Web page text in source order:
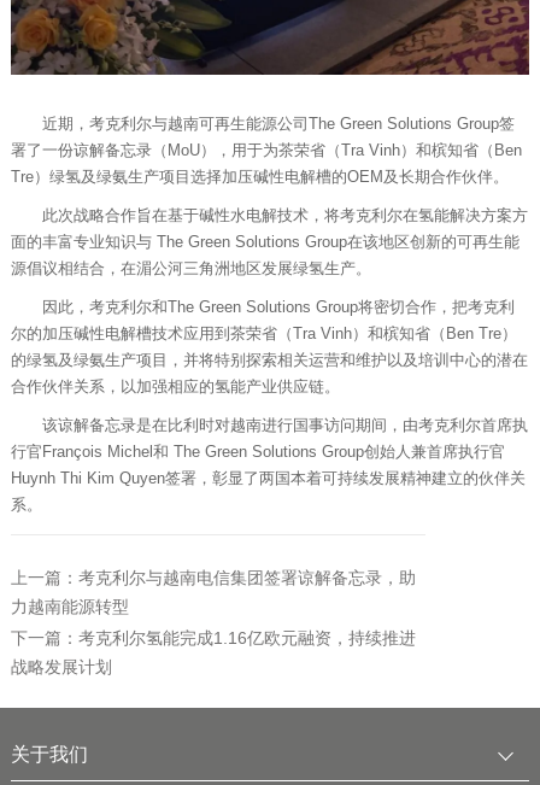
近期，考克利尔与越南可再生能源公司The Green Solutions Group签
署了一份谅解备忘录（MoU），用于为茶荣省（Tra Vinh）和槟知省（Ben
Tre）绿氢及绿氨生产项目选择加压碱性电解槽的OEM及长期合作伙伴。
此次战略合作旨在基于碱性水电解技术，将考克利尔在氢能解决方案方
面的丰富专业知识与 The Green Solutions Group在该地区创新的可再生能
源倡议相结合，在湄公河三角洲地区发展绿氢生产。
因此，考克利尔和The Green Solutions Group将密切合作，把考克利
尔的加压碱性电解槽技术应用到茶荣省（Tra Vinh）和槟知省（Ben Tre）
的绿氢及绿氨生产项目，并将特别探索相关运营和维护以及培训中心的潜在
合作伙伴关系，以加强相应的氢能产业供应链。
该谅解备忘录是在比利时对越南进行国事访问期间，由考克利尔首席执
行官François Michel和 The Green Solutions Group创始人兼首席执行官
Huynh Thi Kim Quyen签署，彰显了两国本着可持续发展精神建立的伙伴关
系。
上一篇：考克利尔与越南电信集团签署谅解备忘录，助
力越南能源转型
下一篇：考克利尔氢能完成1.16亿欧元融资，持续推进
战略发展计划
关于我们